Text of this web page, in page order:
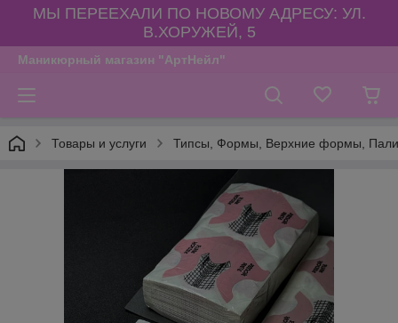
МЫ ПЕРЕЕХАЛИ ПО НОВОМУ АДРЕСУ: УЛ.
В.ХОРУЖЕЙ, 5
Маникюрный магазин "АртНейл"
Товары и услуги Типсы, Формы, Верхние формы,